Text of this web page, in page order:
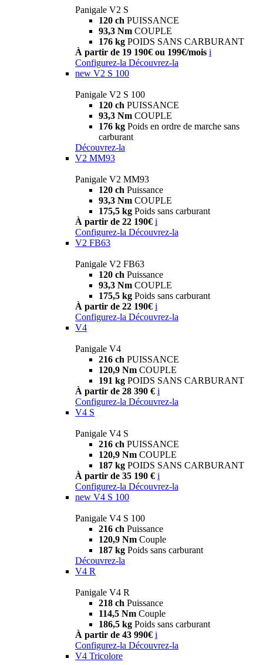
Panigale V2 S
120 ch PUISSANCE
93,3 Nm COUPLE
176 kg POIDS SANS CARBURANT
À partir de 19 190€ ou 199€/mois i
Configurez-la Découvrez-la
new V2 S 100
Panigale V2 S 100
120 ch PUISSANCE
93,3 Nm COUPLE
176 kg Poids en ordre de marche sans
carburant
Découvrez-la
V2 MM93
Panigale V2 MM93
120 ch Puissance
93,3 Nm COUPLE
175,5 kg Poids sans carburant
À partir de 22 190€ i
Configurez-la Découvrez-la
V2 FB63
Panigale V2 FB63
120 ch Puissance
93,3 Nm COUPLE
175,5 kg Poids sans carburant
À partir de 22 190€ i
Configurez-la Découvrez-la
V4
Panigale V4
216 ch PUISSANCE
120,9 Nm COUPLE
191 kg POIDS SANS CARBURANT
À partir de 28 390 € i
Configurez-la Découvrez-la
V4 S
Panigale V4 S
216 ch PUISSANCE
120,9 Nm COUPLE
187 kg POIDS SANS CARBURANT
À partir de 35 190 € i
Configurez-la Découvrez-la
new V4 S 100
Panigale V4 S 100
216 ch Puissance
120,9 Nm Couple
187 kg Poids sans carburant
Découvrez-la
V4 R
Panigale V4 R
218 ch Puissance
114,5 Nm Couple
186,5 kg Poids sans carburant
À partir de 43 990€ i
Configurez-la Découvrez-la
V4 Tricolore